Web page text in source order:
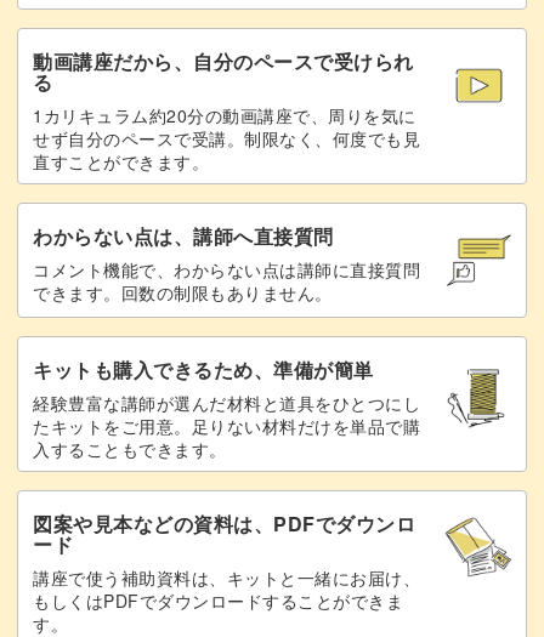
貼り方しだいで様々な雰囲気が楽しめる便利なシート。
一枚あるだけでアートの幅が広がりますよ！
ふわっとした優しい雰囲気がお客様にも喜ばれるこのアー
ト。
ぜひマスターしてサロンワークに活かしてくださいね。
動画講座だから、自分のペースで受けられ
る
1カリキュラム約20分の動画講座で、周りを気に
せず自分のペースで受講。制限なく、何度でも見
直すことができます。
わからない点は、講師へ直接質問
コメント機能で、わからない点は講師に直接質問
できます。回数の制限もありません。
キットも購入できるため、準備が簡単
経験豊富な講師が選んだ材料と道具をひとつにし
たキットをご用意。足りない材料だけを単品で購
入することもできます。
図案や見本などの資料は、PDFでダウンロ
ード
講座で使う補助資料は、キットと一緒にお届け、
もしくはPDFでダウンロードすることができま
す。